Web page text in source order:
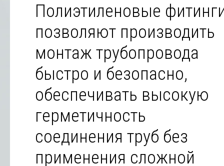
Полиэтиленовые
позволяют производить
монтаж трубопровода
быстро и безопасно,
обеспечивать высокую
герметичность
соединения труб без
применения сложной